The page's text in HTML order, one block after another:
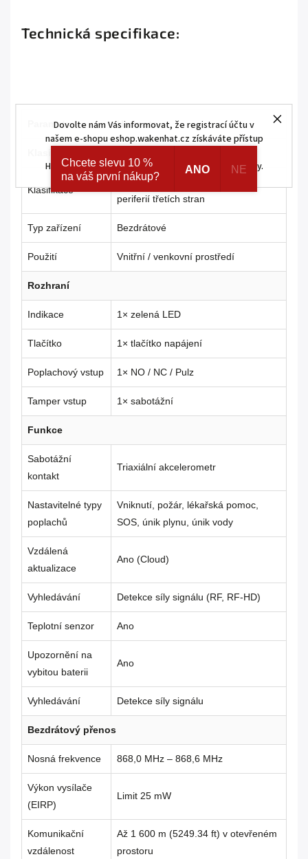
Dovolte nám Vás informovat, že registrací účtu v
našem e-shopu eshop.wakenhat.cz získáváte přístup
HOMEMATIC IP. Navíc registrací získáváte různé slevy.
Technická specifikace:
Parametr Hodnota
Klasifikace
Modul pro integraci drátových
periferií třetích stran
Typ zařízení Bezdrátové
Použití Vnitřní / venkovní prostředí
Rozhraní
Indikace 1× zelená LED
Tlačítko 1× tlačítko napájení
Poplachový vstup 1× NO / NC / Pulz
Tamper vstup 1× sabotážní
Funkce
Sabotážní
kontakt
Triaxiální akcelerometr
Nastavitelné typy
poplachů
Vniknutí, požár, lékařská pomoc,
SOS, únik plynu, únik vody
Vzdálená
aktualizace
Ano (Cloud)
Vyhledávání Detekce síly signálu (RF, RF-HD)
Teplotní senzor Ano
Upozornění na
vybitou baterii
Ano
Vyhledávání Detekce síly signálu
Bezdrátový přenos
Nosná frekvence 868,0 MHz – 868,6 MHz
Výkon vysílače
(EIRP)
Limit 25 mW
Komunikační
vzdálenost
Až 1 600 m (5249.34 ft) v otevřeném
prostoru
Chcete slevu 10 %
na váš první nákup?
ANO NE